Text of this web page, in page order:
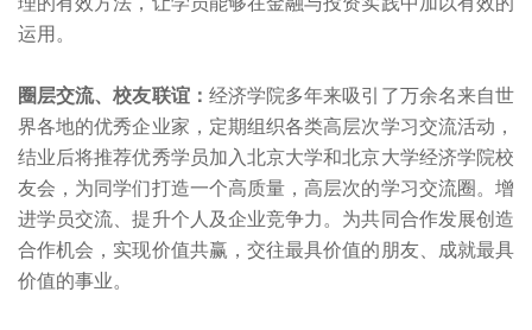
运用。
圈层交流、校友联谊： 经济学院多年来吸引了万余名来自世
界各地的优秀企业家，定期组织各类高层次学习交流活动，
结业后将推荐优秀学员加入北京大学和北京大学经济学院校
友会，为同学们打造一个高质量，高层次的学习交流圈。增
进学员交流、提升个人及企业竞争力。为共同合作发展创造
合作机会，实现价值共赢，交往最具价值的朋友、成就最具
价值的事业。